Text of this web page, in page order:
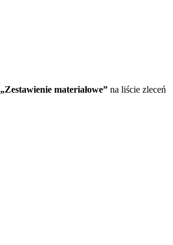
„Zestawienie materiałowe” na liście zleceń